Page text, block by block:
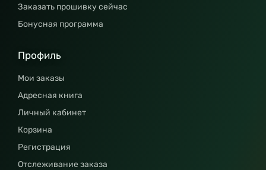
Заказать прошивку сейчас
Бонусная программа
Профиль
Мои заказы
Адресная книга
Личный кабинет
Корзина
Регистрация
Отслеживание заказа